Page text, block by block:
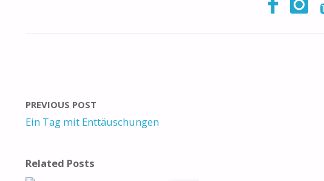
PREVIOUS POST
Ein Tag mit Enttäuschungen
Related Posts